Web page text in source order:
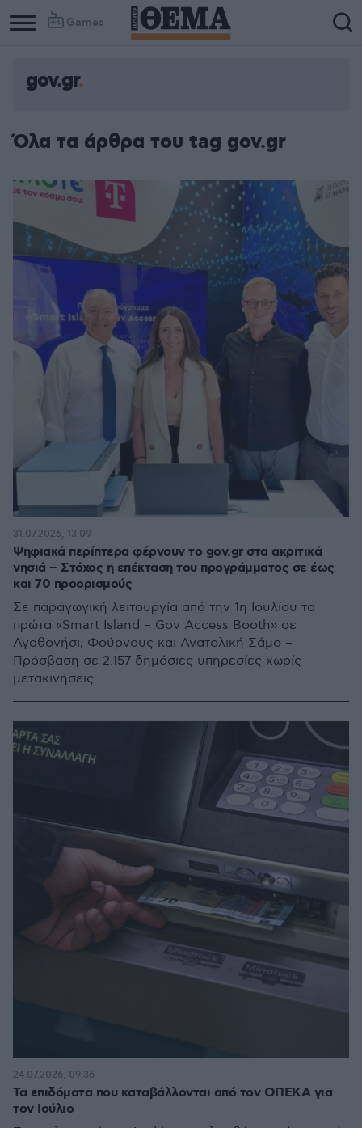
Games
gov.gr
Όλα τα άρθρα του tag gov.gr
Ψηφιακά περίπτερα φέρνουν το gov.gr στα ακριτικά
νησιά – Στόχος η επέκταση του προγράμματος σε έως
και 70 προορισμούς
Σε παραγωγική λειτουργία από την 1η Ιουλίου τα
πρώτα «Smart Island – Gov Access Booth» σε
Αγαθονήσι, Φούρνους και Ανατολική Σάμο –
Πρόσβαση σε 2.157 δημόσιες υπηρεσίες χωρίς
μετακινήσεις
31.07.2026, 13:09
Τα επιδόματα που καταβάλλονται από τον ΟΠΕΚΑ για
τον Ιούλιο
24.07.2026, 09:36